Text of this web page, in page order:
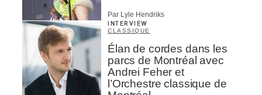
Par Lyle Hendriks
INTERVIEW
CLASSIQUE
Élan de cordes dans les
parcs de Montréal avec
Andrei Feher et
l’Orchestre classique de